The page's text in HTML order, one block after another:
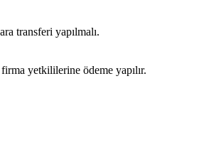
transferi yapılmalı.
yetkililerine ödeme yapılır.